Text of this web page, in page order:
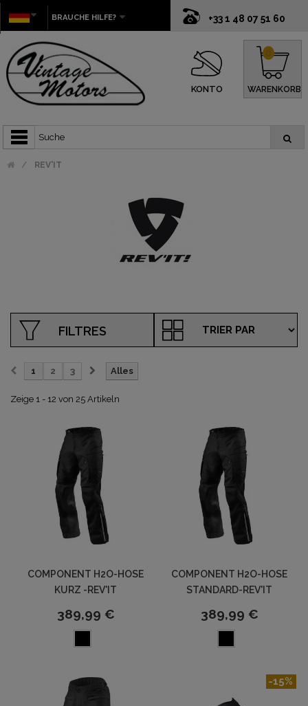
+33 1 48 07 51 60
BRAUCHE HILFE?
KONTO WARENKORB
0
REV'IT
FILTRES
Alles
1 2 3
Zeige 1 - 12 von 25 Artikeln
COMPONENT H2O-HOSE
KURZ -REV'IT
389,99 €
COMPONENT H2O-HOSE
STANDARD-REV'IT
389,99 €
-15%